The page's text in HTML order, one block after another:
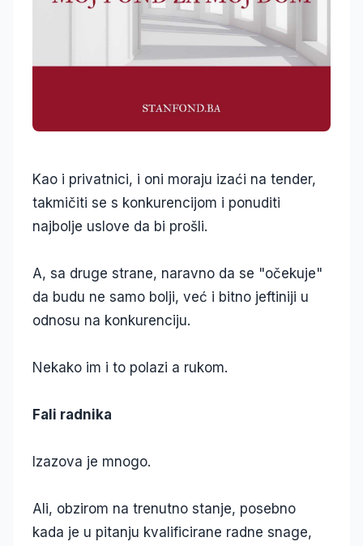
Kao i privatnici, i oni moraju izaći na tender,
takmičiti se s konkurencijom i ponuditi
najbolje uslove da bi prošli.
A, sa druge strane, naravno da se "očekuje"
da budu ne samo bolji, već i bitno jeftiniji u
odnosu na konkurenciju.
Nekako im i to polazi a rukom.
Fali radnika
Izazova je mnogo.
Ali, obzirom na trenutno stanje, posebno
kada je u pitanju kvalificirane radne snage,